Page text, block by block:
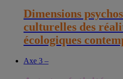
Dimensions
culturelles des
écologiques
Axe 3 –